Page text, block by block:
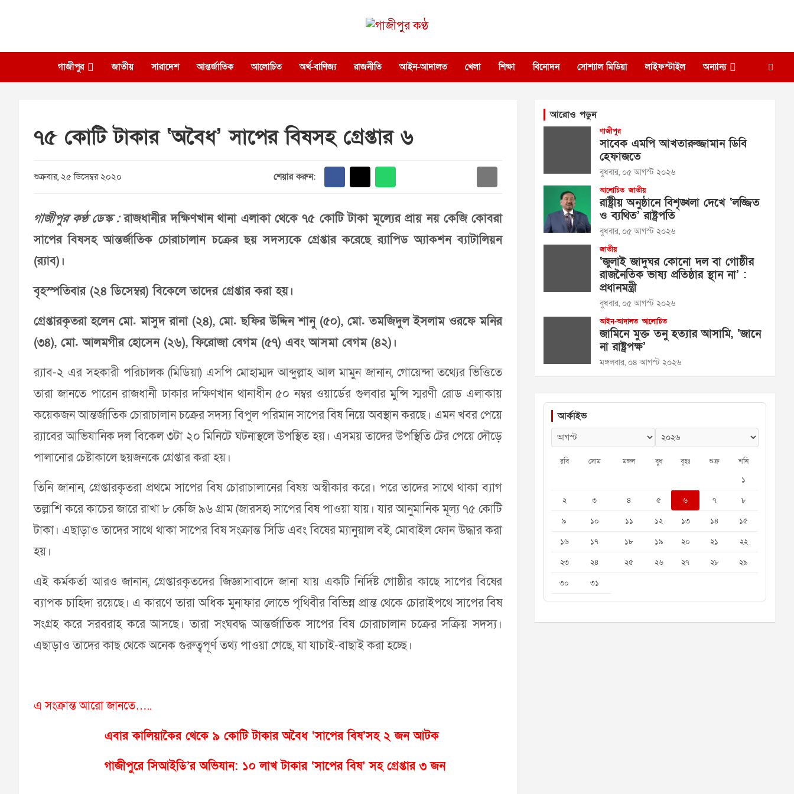
গাজীপুর কণ্ঠ
গাজীপুর জাতীয় সারাদেশ আন্তর্জাতিক আলোচিত অর্থ-বাণিজ্য রাজনীতি আইন-আদালত খেলা শিক্ষা বিনোদন সোশ্যাল মিডিয়া লাইফস্টাইল অন্যান্য
৭৫ কোটি টাকার ‘অবৈধ’ সাপের বিষসহ গ্রেপ্তার ৬
শুক্রবার, ২৫ ডিসেম্বর ২০২০ শেয়ার করুন:
গাজীপুর কণ্ঠ ডেস্ক :রাজধানীর দক্ষিণখান থানা এলাকা থেকে ৭৫ কোটি টাকা মূল্যের প্রায় নয় কেজি কোবরা
সাপের বিষসহ আন্তর্জাতিক চোরাচালান চক্রের ছয় সদস্যকে গ্রেপ্তার করেছে র‌্যাপিড অ্যাকশন ব্যাটালিয়ন
(র‌্যাব)।
বৃহস্পতিবার (২৪ ডিসেম্বর) বিকেলে তাদের গ্রেপ্তার করা হয়।
গ্রেপ্তারকৃতরা হলেন মো. মাসুদ রানা (২৪), মো. ছফির উদ্দিন শানু (৫০), মো. তমজিদুল ইসলাম ওরফে মনির
(৩৪), মো. আলমগীর হোসেন (২৬), ফিরোজা বেগম (৫৭) এবং আসমা বেগম (৪২)।
র‌্যাব-২ এর সহকারী পরিচালক (মিডিয়া) এসপি মোহাম্মদ আব্দুল্লাহ আল মামুন জানান, গোয়েন্দা তথ্যের ভিত্তিতে
তারা জানতে পারেন রাজধানী ঢাকার দক্ষিণখান থানাধীন ৫০ নম্বর ওয়ার্ডের গুলবার মুন্সি স্মরণী রােড এলাকায়
কয়েকজন আন্তর্জাতিক চোরাচালান চক্রের সদস্য বিপুল পরিমান সাপের বিষ নিয়ে অবস্থান করছে। এমন খবর পেয়ে
র‌্যাবের আভিযানিক দল বিকেল ৩টা ২০ মিনিটে ঘটনাস্থলে উপস্থিত হয়। এসময় তাদের উপস্থিতি টের পেয়ে দৌড়ে
পালানাের চেষ্টাকালে ছয়জনকে গ্রেপ্তার করা হয়।
তিনি জানান, গ্রেপ্তারকৃতরা প্রথমে সাপের বিষ চোরাচালানের বিষয় অস্বীকার করে। পরে তাদের সাথে থাকা ব্যাগ
তল্লাশি করে কাচের জারে রাখা ৮ কেজি ৯৬ গ্রাম (জারসহ) সাপের বিষ পাওয়া যায়। যার আনুমানিক মূল্য ৭৫ কোটি
টাকা। এছাড়াও তাদের সাথে থাকা সাপের বিষ সংক্রান্ত সিডি এবং বিষের ম্যানুয়াল বই, মোবাইল ফোন উদ্ধার করা
হয়।
এই কর্মকর্তা আরও জানান, গ্রেপ্তারকৃতদের জিজ্ঞাসাবাদে জানা যায় একটি নির্দিষ্ট গােষ্ঠীর কাছে সাপের বিষের
ব্যাপক চাহিদা রয়েছে। এ কারণে তারা অধিক মুনাফার লােভে পৃথিবীর বিভিন্ন প্রান্ত থেকে চোরাইপথে সাপের বিষ
সংগ্রহ করে সরবরাহ করে আসছে। তারা সংঘবদ্ধ আন্তর্জাতিক সাপের বিষ চোরাচালান চক্রের সক্রিয় সদস্য।
এছাড়াও তাদের কাছ থেকে অনেক গুরুত্বপূর্ণ তথ্য পাওয়া গেছে, যা যাচাই-বাছাই করা হচ্ছে।
এ সংক্রান্ত আরো জানতে…..
এবার কালিয়াকৈর থেকে ৯ কোটি টাকার অবৈধ ‘সাপের বিষ’সহ ২ জন আটক
গাজীপুরে সিআইডি’র অভিযান: ১০ লাখ টাকার ‘সাপের বিষ’ সহ গ্রেপ্তার ৩ জন
আরোও পড়ুন
গাজীপুর
সাবেক এমপি আখতারুজ্জামান ডিবি
হেফাজতে
বুধবার, ০৫ আগস্ট ২০২৬
আলোচিত জাতীয়
রাষ্ট্রীয় অনুষ্ঠানে বিশৃঙ্খলা দেখে ‘লজ্জিত
ও ব্যথিত’ রাষ্ট্রপতি
বুধবার, ০৫ আগস্ট ২০২৬
জাতীয়
‘জুলাই জাদুঘর কোনো দল বা গোষ্ঠীর
রাজনৈতিক ভাষ্য প্রতিষ্ঠার স্থান না’ :
প্রধানমন্ত্রী
বুধবার, ০৫ আগস্ট ২০২৬
আইন-আদালত আলোচিত
জামিনে মুক্ত তনু হত্যার আসামি, ‘জানে
না রাষ্ট্রপক্ষ’
মঙ্গলবার, ০৪ আগস্ট ২০২৬
আর্কাইভ
রবি সোম মঙ্গল বুধ বৃহঃ শুক্র শনি
১
২
৩ ৪ ৫ ৬ ৭
৮
৯
১০ ১১ ১২ ১৩ ১৪
১৫
১৬
১৭ ১৮ ১৯ ২০ ২১
২২
২৩
২৪ ২৫ ২৬ ২৭ ২৮
২৯
৩০
৩১